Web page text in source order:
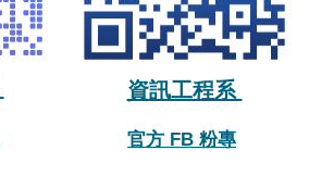
資訊工程系
官方 FB 粉專